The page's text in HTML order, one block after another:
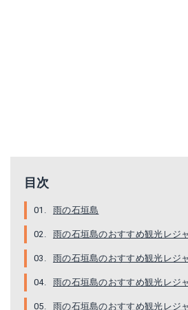
目次
雨の石垣島
雨の石垣島のおすすめ観光レジ
雨の石垣島のおすすめ観光レジ
雨の石垣島のおすすめ観光レジ
雨の石垣島のおすすめ観光レジ